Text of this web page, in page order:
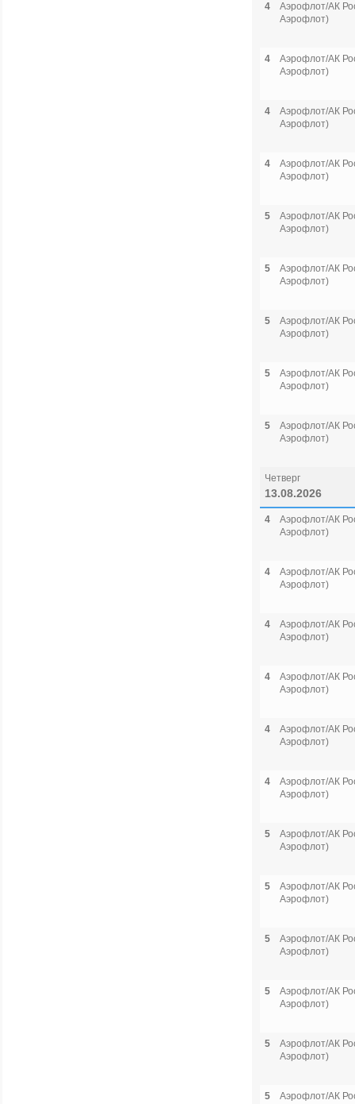
4
Аэрофлот/АК
Аэрофлот)
4
Аэрофлот/АК
Аэрофлот)
4
Аэрофлот/АК
Аэрофлот)
4
Аэрофлот/АК
Аэрофлот)
5
Аэрофлот/АК
Аэрофлот)
5
Аэрофлот/АК
Аэрофлот)
5
Аэрофлот/АК
Аэрофлот)
5
Аэрофлот/АК
Аэрофлот)
5
Аэрофлот/АК
Аэрофлот)
Четверг
13.08.2026
4
Аэрофлот/АК
Аэрофлот)
4
Аэрофлот/АК
Аэрофлот)
4
Аэрофлот/АК
Аэрофлот)
4
Аэрофлот/АК
Аэрофлот)
4
Аэрофлот/АК
Аэрофлот)
4
Аэрофлот/АК
Аэрофлот)
5
Аэрофлот/АК
Аэрофлот)
5
Аэрофлот/АК
Аэрофлот)
5
Аэрофлот/АК
Аэрофлот)
5
Аэрофлот/АК
Аэрофлот)
5
Аэрофлот/АК
Аэрофлот)
5
Аэрофлот/АК